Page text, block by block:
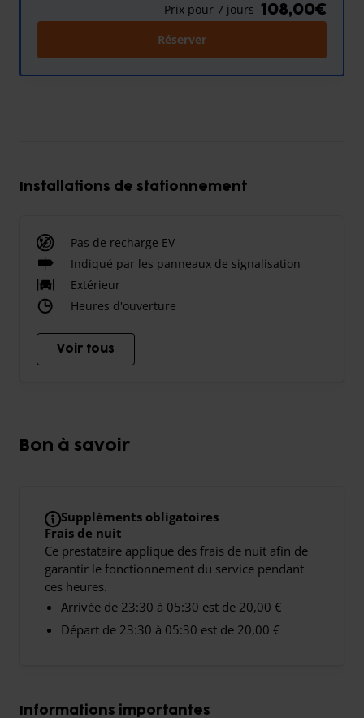
Prix pour 7 jours 108,00€
Réserver
Installations de stationnement
Pas de recharge EV
Indiqué par les panneaux de signalisation
Extérieur
Heures d'ouverture
Voir tous
Bon à savoir
Suppléments obligatoires
Frais de nuit
Ce prestataire applique des frais de nuit afin de
garantir le fonctionnement du service pendant
ces heures.
Arrivée de 23:30 à 05:30 est de 20,00 €
Départ de 23:30 à 05:30 est de 20,00 €
Informations importantes